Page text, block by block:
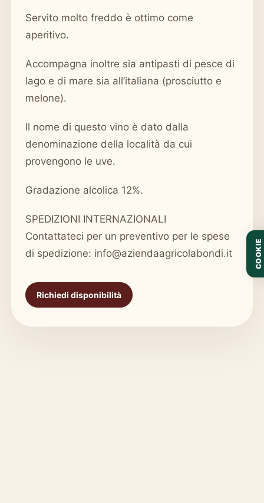
Servito molto freddo è ottimo come
aperitivo.
Accompagna inoltre sia antipasti di pesce di
lago e di mare sia all’italiana (prosciutto e
melone).
Il nome di questo vino è dato dalla
denominazione della località da cui
provengono le uve.
Gradazione alcolica 12%.
SPEDIZIONI INTERNAZIONALI
Contattateci per un preventivo per le spese
di spedizione: info@aziendaagricolabondi.it
Richiedi disponibilità
COOKIE